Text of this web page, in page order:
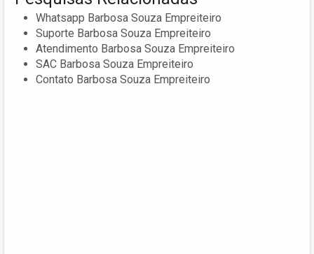
Whatsapp Barbosa Souza Empreiteiro
Suporte Barbosa Souza Empreiteiro
Atendimento Barbosa Souza Empreiteiro
SAC Barbosa Souza Empreiteiro
Contato Barbosa Souza Empreiteiro